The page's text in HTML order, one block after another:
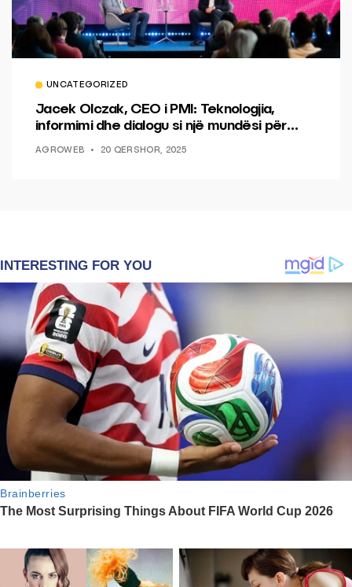
UNCATEGORIZED
Jacek Olczak, CEO i PMI: Teknologjia,
informimi dhe dialogu si një mundësi për
AGROWEB 20 QERSHOR, 2025